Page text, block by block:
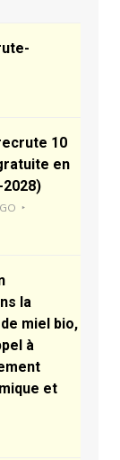
10
en
la
miel bio,
à
et